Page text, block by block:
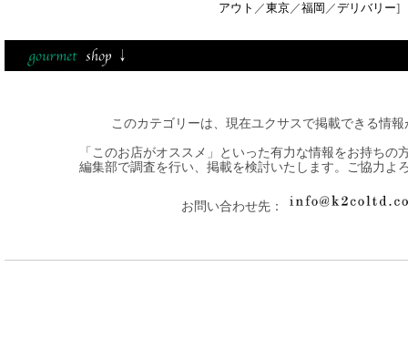
アウト ／東京／福岡 ／デリバリー]
このカテゴリーは、現在ユクサスで掲載できる情
「このお店がオススメ」といった有力な情報をお持ちの
編集部で調査を行い、掲載を検討いたします。ご協力よ
お問い合わせ先：